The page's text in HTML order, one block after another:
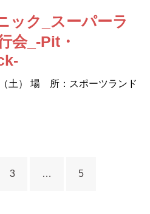
ック_スーパーラ
会_-Pit・
土） 場 所：スポーツランド
3 … 5